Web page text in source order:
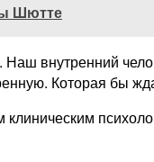
Шютте
внутренний
Которая бы